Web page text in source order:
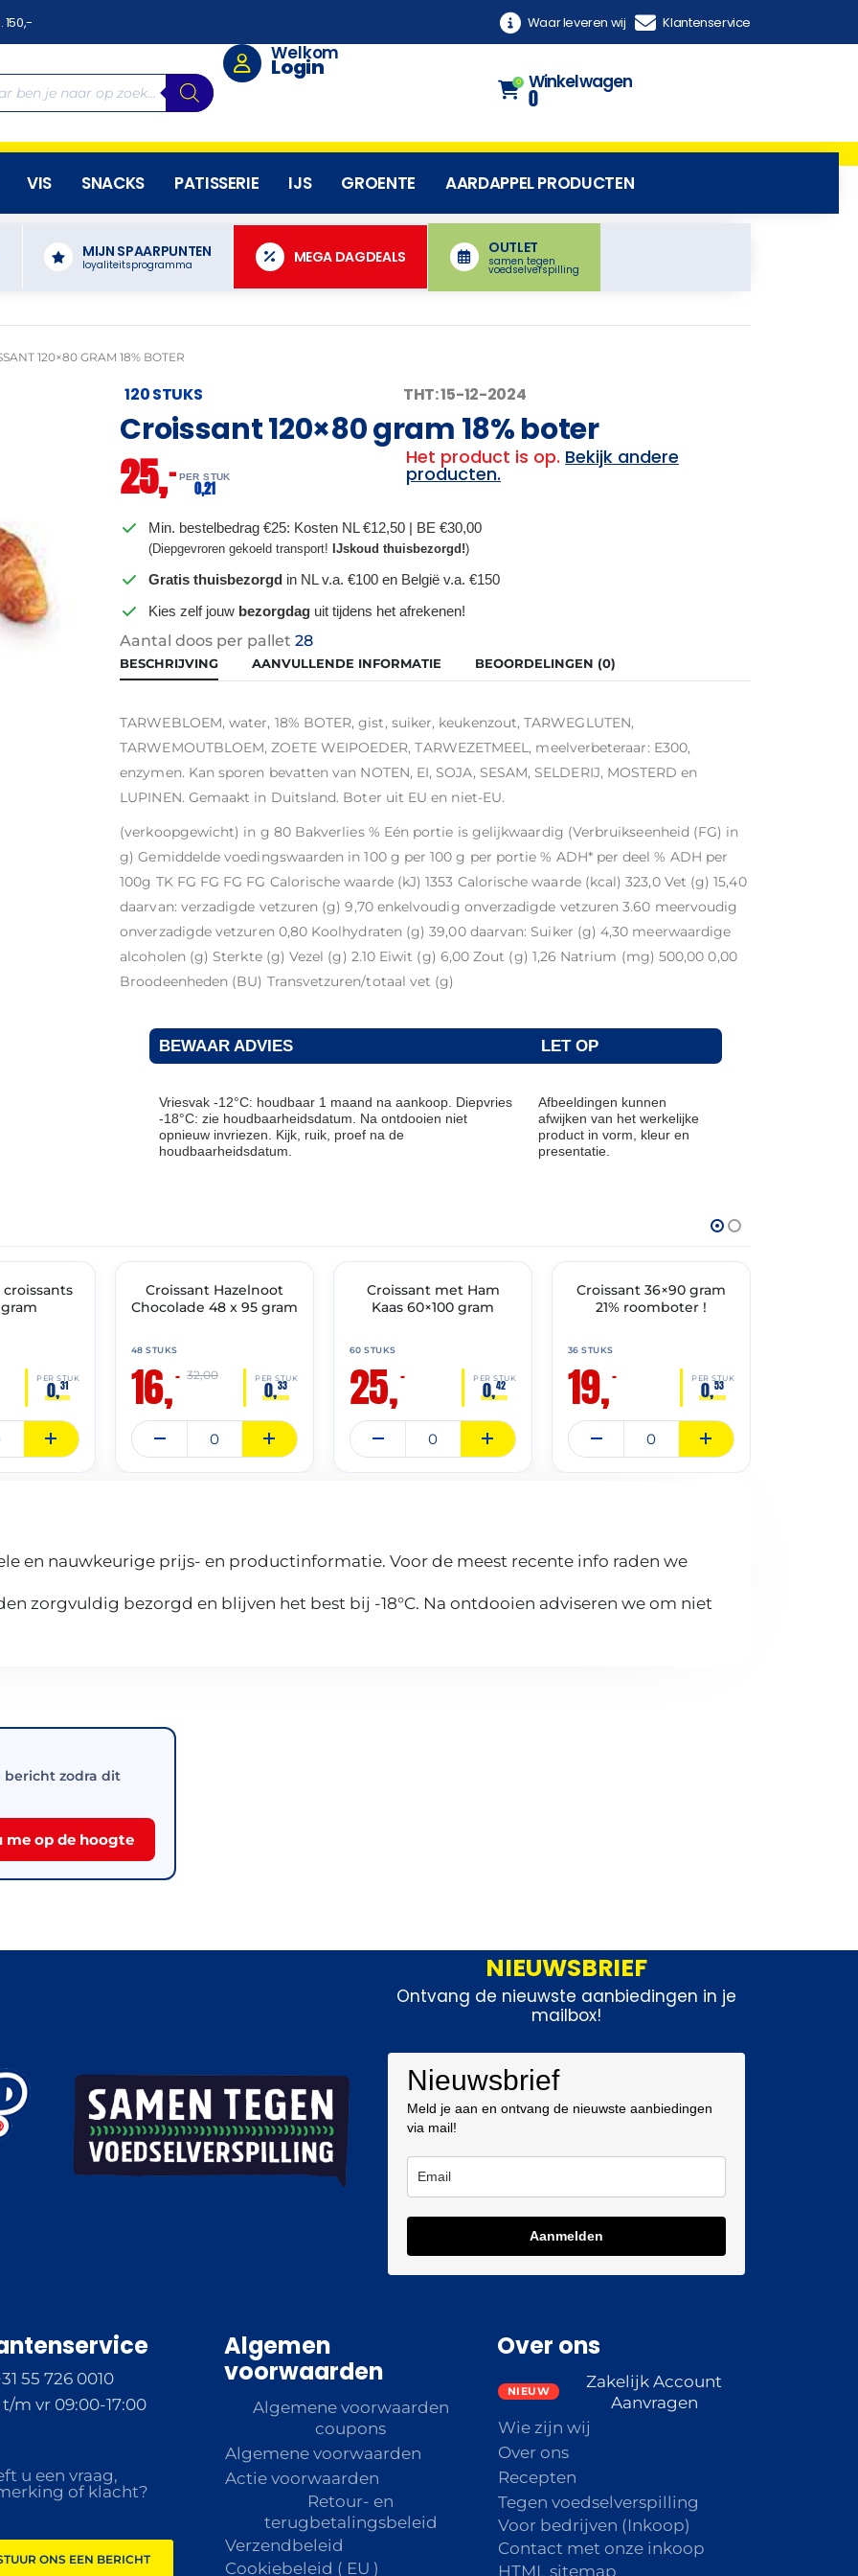
150,- Waar leveren wij Klantenservice
Welkom
Login
0 Winkelwagen
0
VIS SNACKS PATISSERIE IJS GROENTE AARDAPPEL PRODUCTEN
MIJN SPAARPUNTEN
loyaliteitsprogramma MEGA DAGDEALS
OUTLET
samen tegen
voedselverspilling
120×80 GRAM 18% BOTER
120 STUKS THT: 15-12-2024
Croissant 120×80 gram 18% boter
25,– PER STUK
0,21
Het product is op. Bekijk andere
producten.
Min. bestelbedrag €25: Kosten NL €12,50 | BE €30,00
(Diepgevroren gekoeld transport!IJskoud thuisbezorgd!)
Gratis thuisbezorgd in NL v.a. €100 en België v.a. €150
Kies zelf jouw bezorgdag uit tijdens het afrekenen!
Aantal doos per pallet28
BESCHRIJVING AANVULLENDE INFORMATIE BEOORDELINGEN (0)
TARWEBLOEM, water, 18% BOTER, gist, suiker, keukenzout, TARWEGLUTEN,
TARWEMOUTBLOEM, ZOETE WEIPOEDER, TARWEZETMEEL, meelverbeteraar: E300,
enzymen. Kan sporen bevatten van NOTEN, EI, SOJA, SESAM, SELDERIJ, MOSTERD en
LUPINEN. Gemaakt in Duitsland. Boter uit EU en niet-EU.
(verkoopgewicht) in g 80 Bakverlies % Eén portie is gelijkwaardig (Verbruikseenheid (FG) in
g) Gemiddelde voedingswaarden in 100 g per 100 g per portie % ADH* per deel % ADH per
100g TK FG FG FG FG Calorische waarde (kJ) 1353 Calorische waarde (kcal) 323,0 Vet (g) 15,40
daarvan: verzadigde vetzuren (g) 9,70 enkelvoudig onverzadigde vetzuren 3.60 meervoudig
onverzadigde vetzuren 0,80 Koolhydraten (g) 39,00 daarvan: Suiker (g) 4,30 meerwaardige
alcoholen (g) Sterkte (g) Vezel (g) 2.10 Eiwit (g) 6,00 Zout (g) 1,26 Natrium (mg) 500,00 0,00
Broodeenheden (BU) Transvetzuren/totaal vet (g)
BEWAAR ADVIES LET OP
Vriesvak -12°C: houdbaar 1 maand na aankoop. Diepvries
-18°C: zie houdbaarheidsdatum. Na ontdooien niet
opnieuw invriezen. Kijk, ruik, proef na de
houdbaarheidsdatum.
Afbeeldingen kunnen
afwijken van het werkelijke
product in vorm, kleur en
presentatie.
PER STUK
0,31
🔥 OP=OP
Croissant Hazelnoot
Chocolade 48 x 95 gram
48 STUKS
16,– PER STUK
0,33
32,00
🔥 OP=OP
Croissant met Ham
Kaas 60×100 gram
60 STUKS
25,– PER STUK
0,42
🔥 OP=OP
Croissant 36×90 gram
21% roomboter !
36 STUKS
19,– PER STUK
0,53
en nauwkeurige prijs- en productinformatie. Voor de meest recente info raden we
zorgvuldig bezorgd en blijven het best bij -18°C. Na ontdooien adviseren we om niet
bericht zodra dit
me op de hoogte
NIEUWSBRIEF
Ontvang de nieuwste aanbiedingen in je
mailbox!
Nieuwsbrief
Meld je aan en ontvang de nieuwste aanbiedingen
via mail!
Aanmelden
55 726 0010
m vr 09:00-17:00
u een vraag,
of klacht?
ONS EEN BERICHT
Algemen
voorwaarden
Algemene voorwaarden
coupons
Algemene voorwaarden
Actie voorwaarden
Retour- en
terugbetalingsbeleid
Verzendbeleid
Cookiebeleid ( EU )
Over ons
Zakelijk Account
Aanvragen
Wie zijn wij
Over ons
Recepten
Tegen voedselverspilling
Voor bedrijven (Inkoop)
Contact met onze inkoop
HTML sitemap